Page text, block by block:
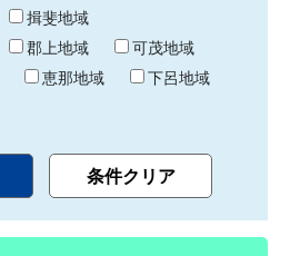
揖斐地域
郡上地域
可茂地域
恵那地域
下呂地域